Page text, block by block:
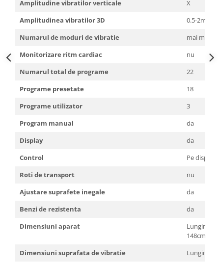
Amplitudine vibratilor verticale
X
Amplitudinea vibratilor 3D
0.5-2mm
Numarul de moduri de vibratie
mai mult
Monitorizare ritm cardiac
nu
Numarul total de programe
22
Programe presetate
18
Programe utilizator
3
Program manual
da
Display
da
Control
Pe display
Roti de transport
nu
Ajustare suprafete inegale
da
Benzi de rezistenta
da
Dimensiuni aparat
Lungime-
148cm
Dimensiuni suprafata de vibratie
Lungime-